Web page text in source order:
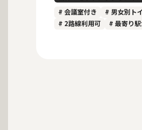
# 会議室付き
# 男女別ト
# 2路線利用可
# 最寄り